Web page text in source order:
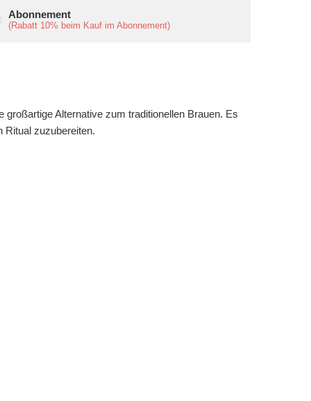
Abonnement
(Rabatt 10% beim Kauf im Abonnement)
Alternative zum traditionellen Brauen. Es
Ritual zuzubereiten.